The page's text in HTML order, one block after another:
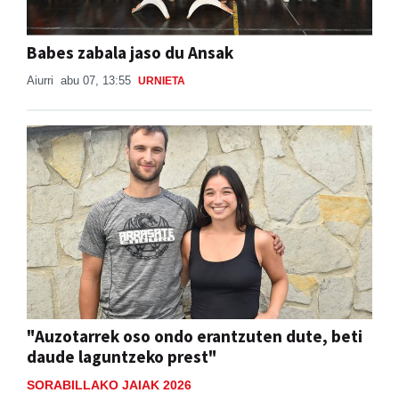
Babes zabala jaso du Ansak
Aiurri abu 07, 13:55 URNIETA
"Auzotarrek oso ondo erantzuten dute, beti
daude laguntzeko prest"
SORABILLAKO JAIAK 2026